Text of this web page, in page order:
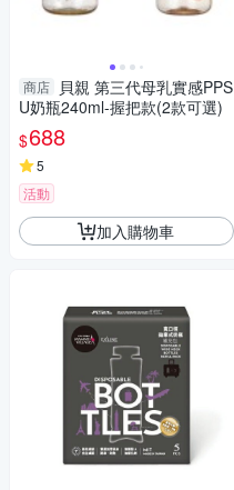
商店 貝親 第三代母乳實感PPS
U奶瓶240ml-握把款(2款可選)
$688
5
活動
加入購物車